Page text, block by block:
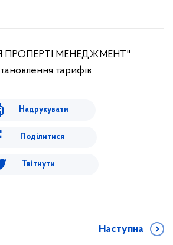
ПРОПЕРТІ МЕНЕДЖМЕНТ"
тарифів
Надрукувати
Поділитися
Твітнути
Наступна